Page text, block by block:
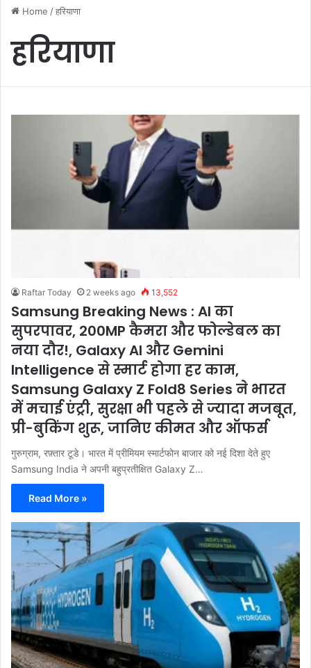
Home /हरियाणा
हरियाणा
Raftar Today 2 weeks ago 13,552
Samsung Breaking News : AI का
सुपरपावर, 200MP कैमरा और फोल्डेबल का
नया दौर!, Galaxy AI और Gemini
Intelligence से स्मार्ट होगा हर काम,
Samsung Galaxy Z Fold8 Series ने भारत
में मचाई एंट्री, सुरक्षा भी पहले से ज्यादा मजबूत,
प्री-बुकिंग शुरू, जानिए कीमत और ऑफर्स
गुरुग्राम, रफ़्तार टूडे। भारत में प्रीमियम स्मार्टफोन बाजार को नई दिशा देते हुए
Samsung India ने अपनी बहुप्रतीक्षित Galaxy Z…
Read More »